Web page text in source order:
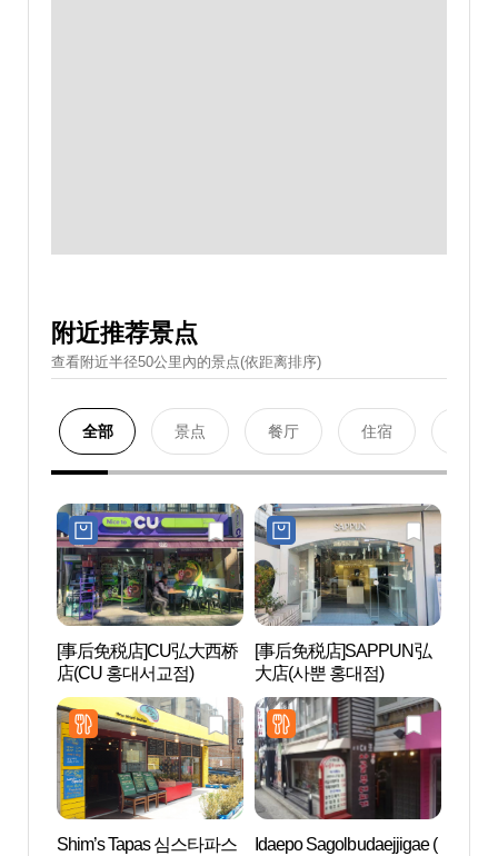
附近推荐景点
查看附近半径50公里內的景点(依距离排序)
全部 景点 餐厅 住宿
[事后免税店]CU弘大西桥
店(CU 홍대서교점)
[事后免税店]SAPPUN弘
大店(사뿐 홍대점)
Shim’s Tapas 심스타파스
Idaepo Sagolbudaejjigae (